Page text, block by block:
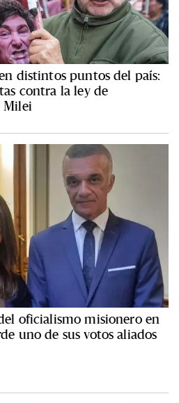
distintos puntos del país:
contra la ley de
Milei
oficialismo misionero en
uno de sus votos aliados